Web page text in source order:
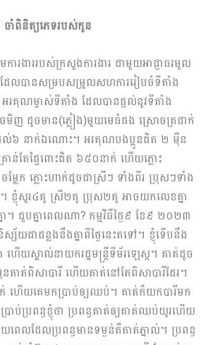
ចាំពិនិត្យភេទរបស់កូន
រងាររបស់ក្រសួងការងារ ជាមួយអាជ្ញាធរមូល
ែលបានសម្របសម្រួលសហការរៀបចំទីតាំង
អរគុណម្ចាស់ទីតាំង ដែលបានផ្ដល់នូវទីតាំង
មិញ ដូចមាន(ភ្លៀង)មួយមេធំផង ស្រោចត្រជាក់
ដល់៦ នាក់ឯណោះ។ អរគុណបងប្អូនជិត ២ ម៉ឺន
ាន់តែផ្ទៃពោះជិត ៦៥០នាក់ ហើយភ្លោះ
លែក ភ្លោះហាក់ដូចជាស្រីៗ ទាំងពីរ ប្រុសៗទាំង
។ ខ្ញុំសួរ៤គូ ស្រី២គូ ប្រុស២គូ អាចយកលេខគ្នា
នា។ ជួបគ្នាពេលណា? កម្មវិធីថ្ងៃ៩ ខែ៩ ២០២៣
ស្ស័យជាដន្លងនឹងគ្នាពីថ្ងៃនេះតទៅ។ ខ្ញុំទើបនឹង
ហើយស្គាល់នាយករដ្ឋមន្រ្តីទីម័រឡេស្ត។ គាត់ដូច
គាត់ពិសាបារី ហើយគាត់នៅតែពិសាបារីដែរ។
ហើយគេមកប្រាប់ឲ្យឈប់។ គាត់ក៏យកបារីមក
ាប់ប្រពន្ធខ្ញុំថា ប្រពន្ធគាត់ឲ្យគាត់ឈប់យូរហើយ
េលដែលប្រពន្ធមានទម្ងន់គឺគាត់ភ្នាល់។ ប្រពន្ធ